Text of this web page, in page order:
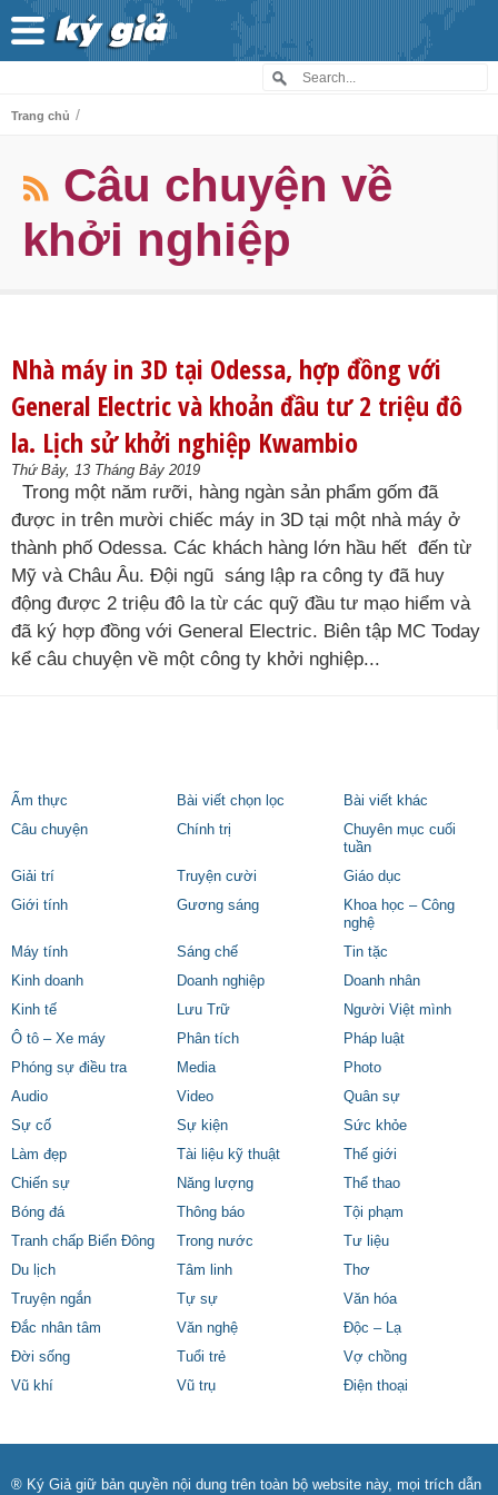
Trang chủ /
Câu chuyện về
khởi nghiệp
Nhà máy in 3D tại Odessa, hợp đồng với
General Electric và khoản đầu tư 2 triệu đô
la. Lịch sử khởi nghiệp Kwambio
Thứ Bảy, 13 Tháng Bảy 2019
Trong một năm rưỡi, hàng ngàn sản phẩm gốm đã
được in trên mười chiếc máy in 3D tại một nhà máy ở
thành phố Odessa. Các khách hàng lớn hầu hết đến từ
Mỹ và Châu Âu. Đội ngũ sáng lập ra công ty đã huy
động được 2 triệu đô la từ các quỹ đầu tư mạo hiểm và
đã ký hợp đồng với General Electric. Biên tập MC Today
kể câu chuyện về một công ty khởi nghiệp...
Ẩm thực Bài viết chọn lọc
Bài viết khác
Câu chuyện
Chính trị
Chuyên mục cuối
tuần
Giải trí
Truyện cười
Giáo dục
Giới tính
Gương sáng
Khoa học – Công
nghệ
Máy tính
Sáng chế
Tin tặc
Kinh doanh
Doanh nghiệp
Doanh nhân
Kinh tế
Lưu Trữ
Người Việt mình
Ô tô – Xe máy
Phân tích
Pháp luật
Phóng sự điều tra
Media
Photo
Audio
Video
Quân sự
Sự cố
Sự kiện
Sức khỏe
Làm đẹp
Tài liệu kỹ thuật
Thế giới
Chiến sự
Năng lượng
Thể thao
Bóng đá
Thông báo
Tội phạm
Tranh chấp Biển Đông
Trong nước
Tư liệu
Du lịch
Tâm linh
Thơ
Truyện ngắn
Tự sự
Văn hóa
Đắc nhân tâm
Văn nghệ
Độc – Lạ
Đời sống
Tuổi trẻ
Vợ chồng
Vũ khí
Vũ trụ Điện thoại
® Ký Giả giữ bản quyền nội dung trên toàn bộ website này, mọi trích dẫn